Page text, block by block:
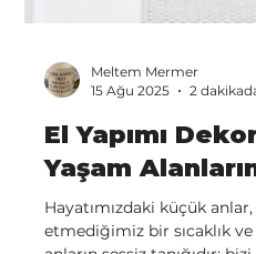
15 Ağu 2025
2
El Yapımı
Yaşam
Hayatımızdaki küçük